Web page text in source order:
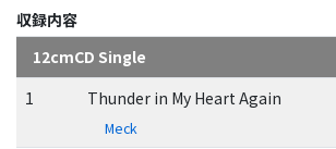
収録内容
12cmCD Single
1
Thunder in My Heart Again
Meck